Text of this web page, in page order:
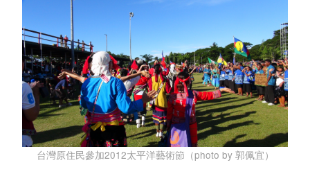
台灣原住民參加2012太平洋藝術節（photo by 郭佩宜）